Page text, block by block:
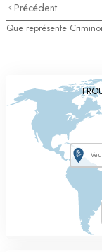
Précédent
Que représente